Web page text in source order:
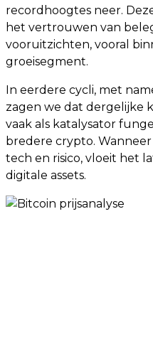
recordhoogtes neer.
het vertrouwen van
vooruitzichten, vooral
groeisegment.
In eerdere cycli, met
zagen we dat dergelijke
vaak als katalysator
bredere crypto.
tech en risico, vloeit het
digitale assets.